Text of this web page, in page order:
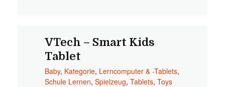
VTech – Smart Kids
Tablet
Baby, Kategorie, Lerncomputer & -Tablets,
Schule Lernen, Spielzeug, Tablets, Toys